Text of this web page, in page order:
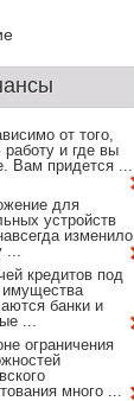
от того,
работу и где вы
Вам придется ...
для
устройств
изменило
...
кредитов под
имущества
банки и
...
ограничения
много ...